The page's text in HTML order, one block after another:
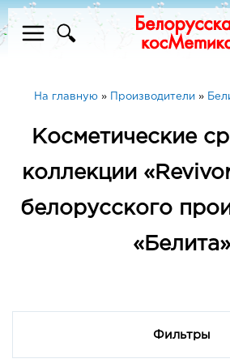
На главную» Производители »
Косметические
коллекции
белорусского
«Белита»
Фильтры